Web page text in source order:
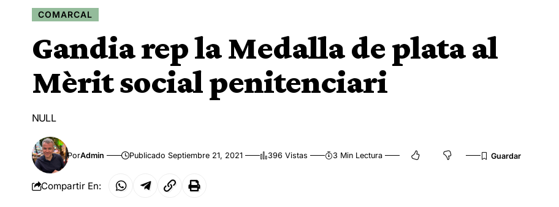
COMARCAL
Gandia rep la Medalla de plata al
Mèrit social penitenciari
NULL
PorAdmin Publicado Septiembre 21, 2021 396 Vistas 3 Min Lectura
Compartir En: